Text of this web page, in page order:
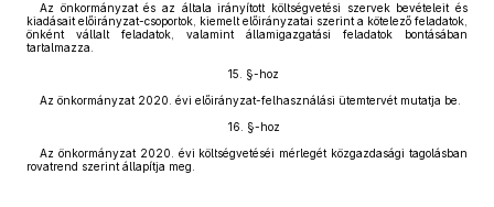
Az önkormányzat és az általa irányított költségvetési szervek bevételeit és
kiadásait előirányzat-csoportok, kiemelt előirányzatai szerint a kötelező feladatok,
önként vállalt feladatok, valamint államigazgatási feladatok bontásában
tartalmazza.
15. §-hoz
Az önkormányzat 2020. évi előirányzat-felhasználási ütemtervét mutatja be.
16. §-hoz
Az önkormányzat 2020. évi költségvetéséi mérlegét közgazdasági tagolásban
rovatrend szerint állapítja meg.